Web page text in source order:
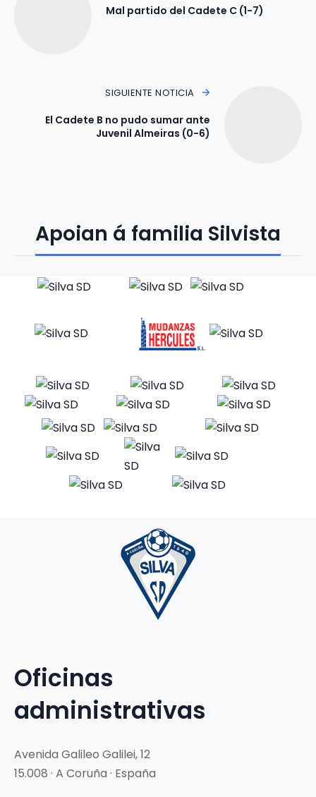
Mal partido del Cadete C (1-7)
SIGUIENTE NOTICIA
El Cadete B no pudo sumar ante
Juvenil Almeiras (0-6)
Apoian á familia Silvista
Oficinas
administrativas
Avenida Galileo Galilei, 12
15.008 · A Coruña · España